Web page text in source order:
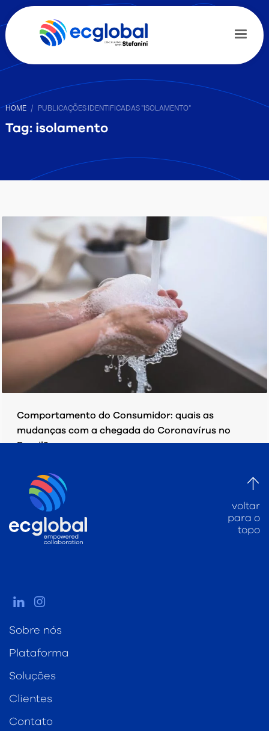
HOME PUBLICAÇÕES IDENTIFICADAS "ISOLAMENTO"
Tag: isolamento
Comportamento do Consumidor: quais as
mudanças com a chegada do Coronavírus no
Brasil?
PUBLICADO EM
voltar
para o
topo
Sobre nós
Plataforma
Soluções
Clientes
Contato